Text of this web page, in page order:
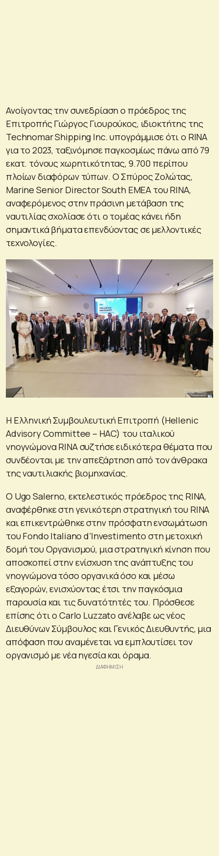
Ανοίγοντας την συνεδρίαση ο πρόεδρος της
Επιτροπής Γιώργος Γιουρούκος, ιδιοκτήτης της
Technomar Shipping Inc. υπογράμμισε ότι ο RINA
για το 2023, ταξινόμησε παγκοσμίως πάνω από 79
εκατ. τόνους χωρητικότητας, 9.700 περίπου
πλοίων διαφόρων τύπων. Ο Σπύρος Ζολώτας,
Marine Senior Director South EMEA του RINA,
αναφερόμενος στην πράσινη μετάβαση της
ναυτιλίας σχολίασε ότι ο τομέας κάνει ήδη
σημαντικά βήματα επενδύοντας σε μελλοντικές
τεχνολογίες.
Η Ελληνική Συμβουλευτική Επιτροπή (Hellenic
Advisory Committee – HAC) του ιταλικού
νηογνώμονα RINA συζτήσε ειδικότερα θέματα που
συνδέονται με την απεξάρτηση από τον άνθρακα
της ναυτιλιακής βιομηχανίας.
Ο Ugo Salerno, εκτελεστικός πρόεδρος της RINA,
αναφέρθηκε στη γενικότερη στρατηγική του RINA
και επικεντρώθηκε στην πρόσφατη ενσωμάτωση
του Fondo Italiano d’Investimento στη μετοχική
δομή του Οργανισμού, μια στρατηγική κίνηση που
αποσκοπεί στην ενίσχυση της ανάπτυξης του
νηογνώμονα τόσο οργανικά όσο και μέσω
εξαγορών, ενισχύοντας έτσι την παγκόσμια
παρουσία και τις δυνατότητές του. Πρόσθεσε
επίσης ότι ο Carlo Luzzato ανέλαβε ως νέος
Διευθύνων Σύμβουλος και Γενικός Διευθυντής, μια
απόφαση που αναμένεται να εμπλουτίσει τον
οργανισμό με νέα ηγεσία και όραμα.